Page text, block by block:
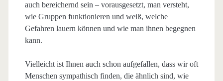
auch bereichernd sein – vorausgesetzt, man versteht,
wie Gruppen funktionieren und weiß, welche
Gefahren lauern können und wie man ihnen begegnen
kann.
Vielleicht ist Ihnen auch schon aufgefallen, dass wir oft
Menschen sympathisch finden, die ähnlich sind, wie